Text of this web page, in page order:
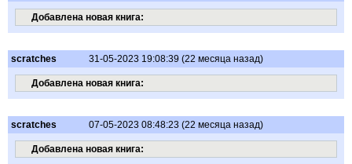
Добавлена новая книга:
scratches 31-05-2023 19:08:39 (22 месяца назад)
Добавлена новая книга:
scratches 07-05-2023 08:48:23 (22 месяца назад)
Добавлена новая книга: